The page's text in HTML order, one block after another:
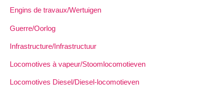
Engins de travaux/Wertuigen
Guerre/Oorlog
Infrastructure/Infrastructuur
Locomotives à vapeur/Stoomlocomotieven
Locomotives Diesel/Diesel-locomotieven